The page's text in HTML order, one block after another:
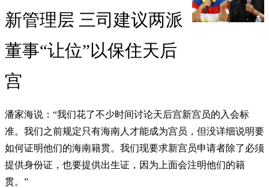
新管理层 三司建议两派
董事“让位”以保住天后
宫
潘家海说：“我们花了不少时间讨论天后宫新宫员的入会标
准。我们之前规定只有海南人才能成为宫员，但没详细说明要
如何证明他们的海南籍贯。我们现要求新宫员申请者除了必须
提供身份证，也要提供出生证，因为上面会注明他们的籍
贯。”